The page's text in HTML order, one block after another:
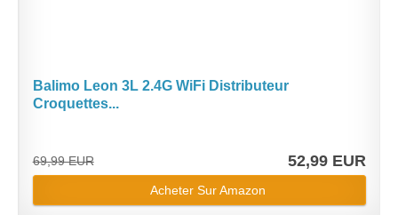
Balimo Leon 3L 2.4G WiFi Distributeur
Croquettes...
69,99 EUR 52,99 EUR
Acheter Sur Amazon